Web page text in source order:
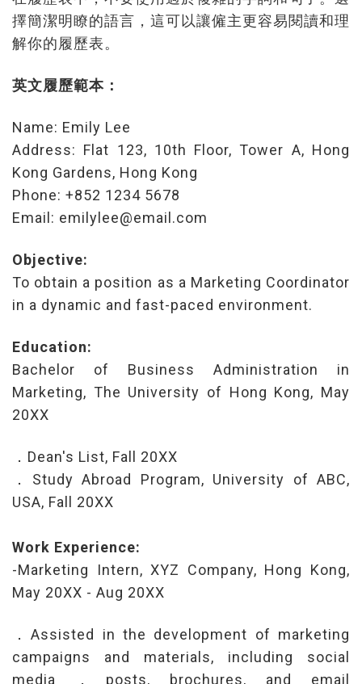
擇簡潔明瞭的語言，這可以讓僱主更容易閱讀和理
解你的履歷表。
英文履歷範本：
Name: Emily Lee
Address: Flat 123, 10th Floor, Tower A, Hong
Kong Gardens, Hong Kong
Phone: +852 1234 5678
Email: emilylee@email.com
Objective:
To obtain a position as a Marketing Coordinator
in a dynamic and fast-paced environment.
Education:
Bachelor of Business Administration in
Marketing, The University of Hong Kong, May
20XX
．Dean's List, Fall 20XX
．Study Abroad Program, University of ABC,
USA, Fall 20XX
Work Experience:
-Marketing Intern, XYZ Company, Hong Kong,
May 20XX - Aug 20XX
．Assisted in the development of marketing
campaigns and materials, including social
media ．posts, brochures, and email